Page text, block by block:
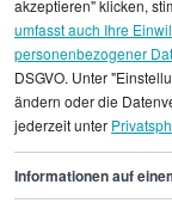
einzelnen
Senior Media
akzeptieren" klicken,
umfasst auch Ihre
personenbezogener
DSGVO. Unter
ändern oder die
jederzeit unter
Informationen auf